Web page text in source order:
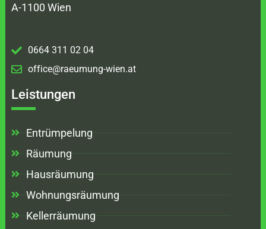
A-1100 Wien
0664 311 02 04
office@raeumung-wien.at
Leistungen
Entrümpelung
Räumung
Hausräumung
Wohnungsräumung
Kellerräumung